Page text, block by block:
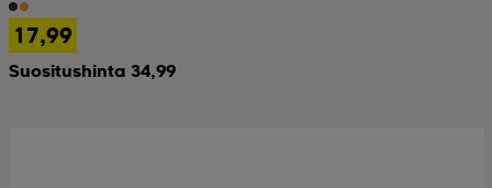
17,99
Suositushinta 34,99